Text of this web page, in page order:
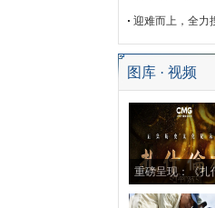
迎难而上，全力
图库 · 视频
重磅呈现：《扎
布》